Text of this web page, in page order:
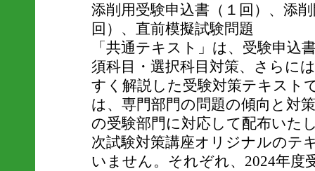
添削用受験申込書（１回）、添
回）、直前模擬試験問題
「共通テキスト」は、受験申込
須科目・選択科目対策、さらに
すく解説した受験対策テキスト
は、専門部門の問題の傾向と対
の受験部門に対応して配布いた
次試験対策講座オリジナルのテ
いません。それぞれ、2024年度